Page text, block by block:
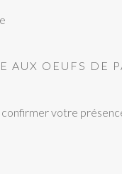
AUX OEUFS DE
votre